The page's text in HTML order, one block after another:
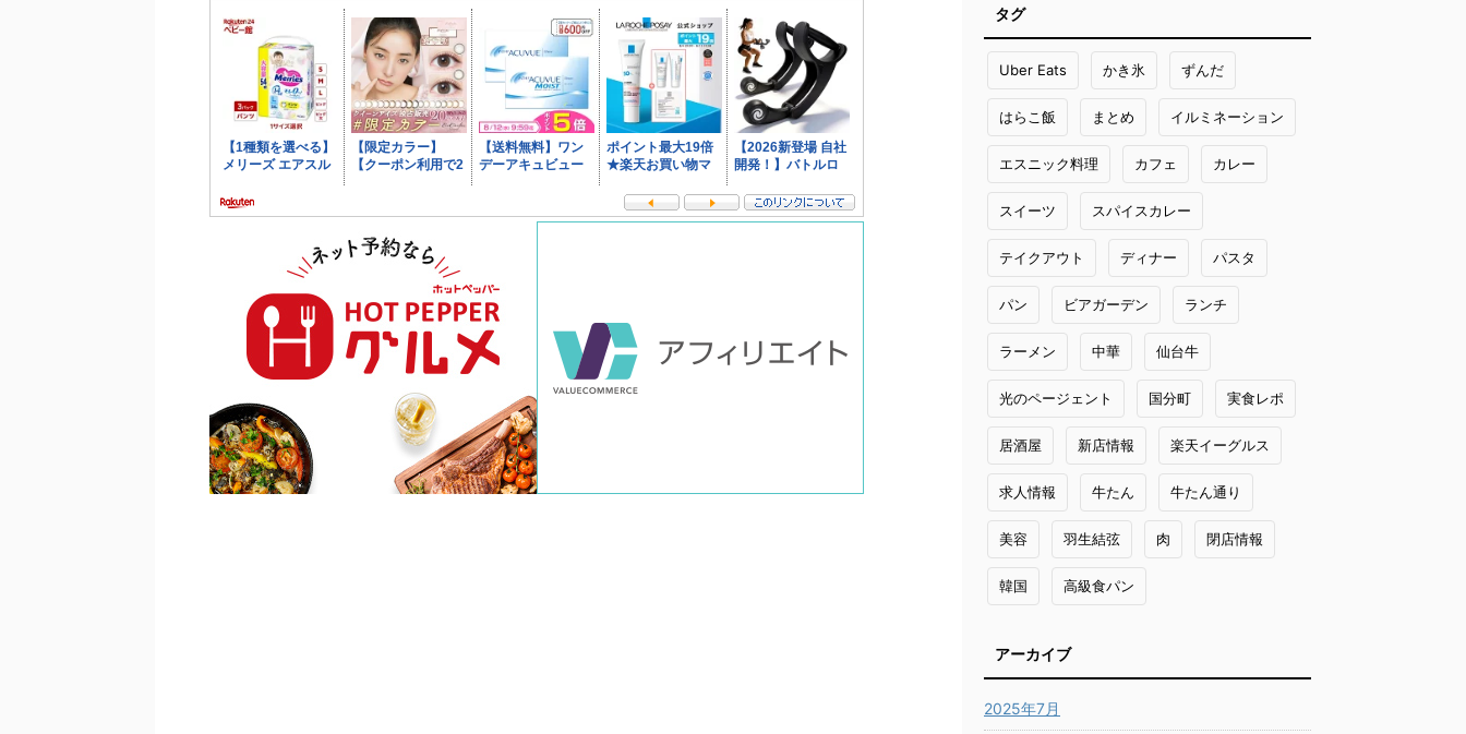
タグ
Uber Eats かき氷 ずんだ
はらこ飯 まとめ イルミネーション
エスニック料理 カフェ カレー
スイーツ スパイスカレー
テイクアウト ディナー パスタ
パン ビアガーデン ランチ
ラーメン 中華 仙台牛
光のページェント 国分町 実食レポ
居酒屋 新店情報 楽天イーグルス
求人情報 牛たん 牛たん通り
美容 羽生結弦 肉 閉店情報
韓国 高級食パン
アーカイブ
2025年7月